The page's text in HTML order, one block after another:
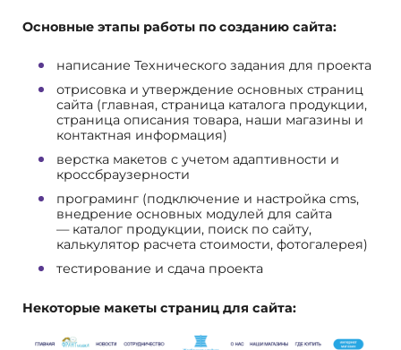
Основные этапы работы по созданию сайта:
написание Технического задания для проекта
отрисовка и утверждение основных страниц
сайта (главная, страница каталога продукции,
страница описания товара, наши магазины и
контактная информация)
верстка макетов с учетом адаптивности и
кроссбраузерности
програминг (подключение и настройка cms,
внедрение основных модулей для сайта
— каталог продукции, поиск по сайту,
калькулятор расчета стоимости, фотогалерея)
тестирование и сдача проекта
Некоторые макеты страниц для сайта: